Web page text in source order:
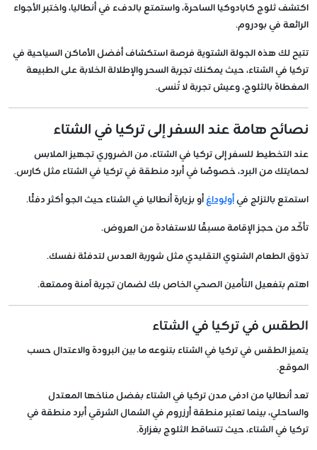
اكتشف ثلوج كابادوكيا الساحرة، واستمتع بالدفء في أنطاليا، واختبر الأجواء
الرائعة في بودروم.
تتيح لك هذه الجولة الشتوية فرصة استكشاف أفضل الأماكن السياحية في
تركيا في الشتاء، حيث يمكنك تجربة السحر والإطلالة الخلابة على الطبيعة
المغطاة بالثلوج، وعيش تجربة لا تُنسى.
نصائح هامة عند السفر إلى تركيا في الشتاء
عند التخطيط للسفر إلى تركيا في الشتاء، من الضروري تجهيز الملابس
لحمايتك من البرد، خصوصًا في أبرد منطقة في تركيا في الشتاء مثل كارس.
استمتع بالتزلج فيأولوداغأو بزيارة أنطاليا في الشتاء حيث الجو أكثر دفئًا.
تأكّد من حجز الإقامة مسبقًا للاستفادة من العروض.
تذوق الطعام الشتوي التقليدي مثل شوربة العدس لتدفئة نفسك.
اهتم بتفعيل التأمين الصحي الخاص بك لضمان تجربة آمنة وممتعة.
الطقس في تركيا في الشتاء
يتميز الطقس في تركيا في الشتاء بتنوعه ما بين البرودة والاعتدال حسب
الموقع.
تعد أنطاليا من ادفى مدن تركيا في الشتاء بفضل مناخها المعتدل
والساحلي، بينما تعتبر منطقة أرزروم في الشمال الشرقي أبرد منطقة في
تركيا في الشتاء، حيث تتساقط الثلوج بغزارة.